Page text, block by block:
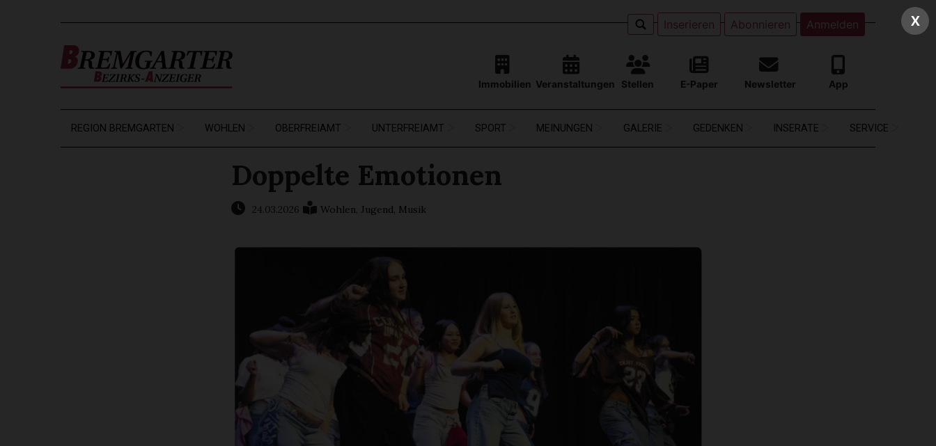
Inserieren Abonnieren Anmelden
Immobilien Veranstaltungen Stellen E-Paper Newsletter App
REGION BREMGARTEN WOHLEN OBERFREIAMT UNTERFREIAMT SPORT MEINUNGEN GALERIE GEDENKEN INSERATE SERVICE
Doppelte Emotionen
24.03.2026 Wohlen, Jugend, Musik
X